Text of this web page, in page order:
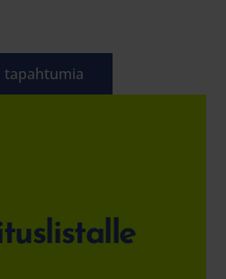
tapahtumia